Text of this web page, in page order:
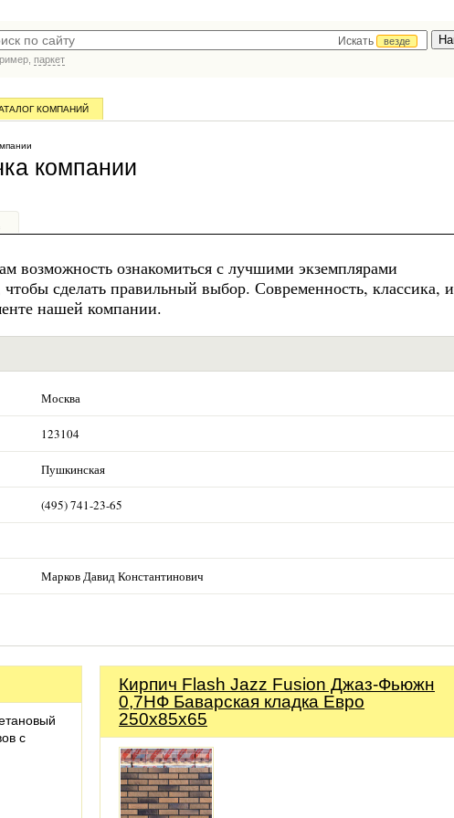
Искать
везде
паркет
КОМПАНИЙ
компании
возможность ознакомиться с лучшими экземплярами
сделать правильный выбор. Современность, классика, и
нашей компании.
Москва
123104
Пушкинская
(495) 741-23-65
Марков Давид Константинович
с
Кирпич Flash Jazz Fusion Джаз-Фьюжн
0,7НФ Баварская кладка Евро
250х85х65